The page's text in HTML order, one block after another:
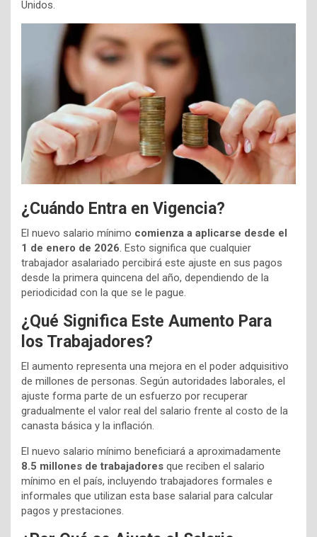
Unidos.
¿Cuándo Entra en Vigencia?
El nuevo salario mínimo comienza a aplicarse desde el
1 de enero de 2026. Esto significa que cualquier
trabajador asalariado percibirá este ajuste en sus pagos
desde la primera quincena del año, dependiendo de la
periodicidad con la que se le pague.
¿Qué Significa Este Aumento Para
los Trabajadores?
El aumento representa una mejora en el poder adquisitivo
de millones de personas. Según autoridades laborales, el
ajuste forma parte de un esfuerzo por recuperar
gradualmente el valor real del salario frente al costo de la
canasta básica y la inflación.
El nuevo salario mínimo beneficiará a aproximadamente
8.5 millones de trabajadores que reciben el salario
mínimo en el país, incluyendo trabajadores formales e
informales que utilizan esta base salarial para calcular
pagos y prestaciones.